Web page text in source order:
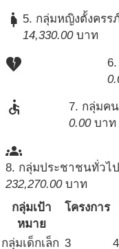
pregnant_woman 5. กลุ่มหญิงตั้งครร
14,330.00บาท
heart_broken
accessible 7. กลุ่มค
0.00บาท
groups
8. กลุ่มประชาชนทั่วไ
232,270.00บาท
กลุ่มเป้า
หมาย
โครงการ
กลุ่มเด็กเล็ก 3